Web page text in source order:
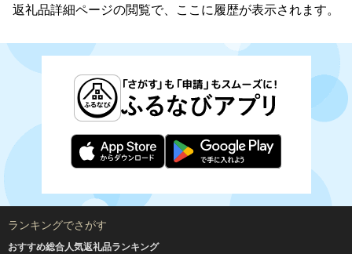
返礼品詳細ページの閲覧で、ここに履歴が表示されます。
ランキングでさがす
おすすめ総合人気返礼品ランキング